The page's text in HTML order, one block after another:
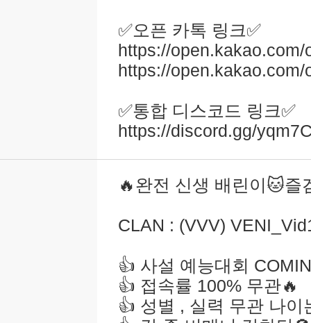
✅️오픈 카톡 링크✅️
https://
https://
✅️통합 디스코드 링크✅️
https://discord.gg/
🔥완전 신생 배린이🐱즐
CLAN : (VVV)
👍 사설 예능대회
👍 접속률 100% 무관🔥
👍 성별 , 실력 무관 나이